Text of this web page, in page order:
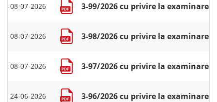
08-07-2026 3-99/2026 cu privire la
08-07-2026 3-98/2026 cu privire la
08-07-2026 3-97/2026 cu privire la
24-06-2026 3-96/2026 cu privire la